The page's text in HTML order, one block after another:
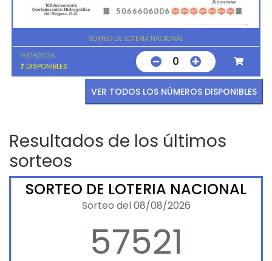
SORTEO DE LOTERIA NACIONAL
15/08/2026
7 DISPONIBLES 0
VER TODOS LOS NÚMEROS DISPONIBLES
Resultados de los últimos
sorteos
SORTEO DE LOTERIA NACIONAL
Sorteo del 08/08/2026
57521